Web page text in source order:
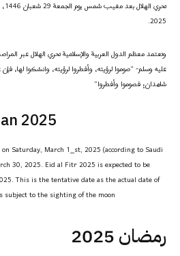
2025.
وتعتمد معظم الدول العربية والإسلامية تحري الهلال عبر
عليه وسلم- “صوموا لرؤيته، وأفطروا لرؤيته، وانسُكوا لها،
شاهدان؛ فصوموا وأفطروا”
2025?
Saturday, March 1_st, 2025 (according to Saudi
30, 2025. Eid al Fitr 2025 is expected to be
This is the tentative date as the actual date of
subject to the sighting of the moon.
رمضان 2025